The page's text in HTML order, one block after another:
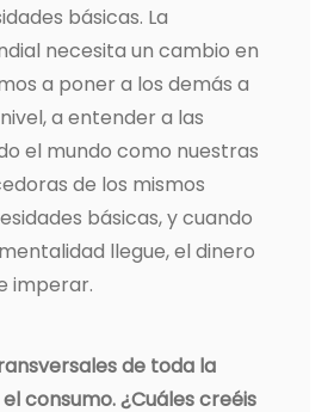
básicas. La
necesita un cambio en
a poner a los demás a
a entender a las
el mundo como nuestras
de los mismos
básicas, y cuando
llegue, el dinero
imperar.
de toda la
consumo. ¿Cuáles creéis